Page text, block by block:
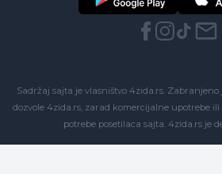
Sadržaj sajta je vlasništvo 4zida.rs.
dozvole 4zida.rs, zarad komercijalne upotrebe
potrebe posetilaca sajta. 4zida.rs je